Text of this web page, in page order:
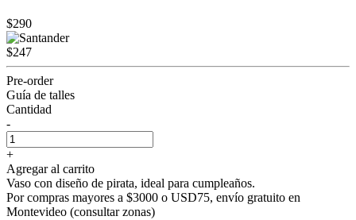
$290
$247
Pre-order
Guía de talles
Cantidad
-
+
Agregar al carrito
Vaso con diseño de pirata, ideal para cumpleaños.
Por compras mayores a $3000 o USD75, envío gratuito en
Montevideo (consultar zonas)